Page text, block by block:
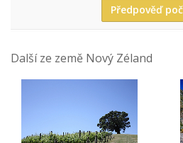
Předpověď
Další ze země Nový Zéland